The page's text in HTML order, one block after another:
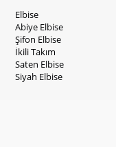
Elbise
Abiye Elbise
Şifon Elbise
İkili Takım
Saten Elbise
Siyah Elbise